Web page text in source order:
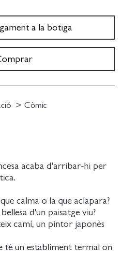
acaba d'arribar-hi per
calma o la que aclapara?
d'un paisatge viu?
camí, un pintor japonès
té un establiment termal on
a la botiga
Còmic